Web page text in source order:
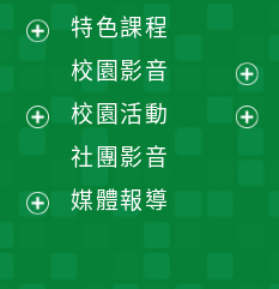
展
開
單
選
選
特色課程
校園影音
展
校園活動
社團影音
媒體報導